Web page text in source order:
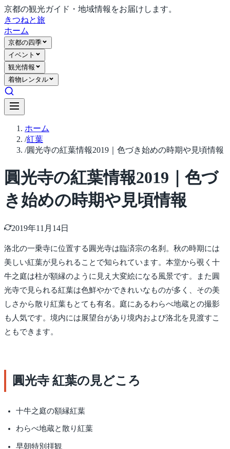
京都の観光ガイド・地域情報をお届けします。
きつねと旅
ホーム
京都の四季
イベント
観光情報
着物レンタル
ホーム
/紅葉
/圓光寺の紅葉情報2019｜色づき始めの時期や見頃情報
圓光寺の紅葉情報2019｜色づ
き始めの時期や見頃情報
2019年11月14日
洛北の一乗寺に位置する圓光寺は臨済宗の名刹。秋の時期には
美しい紅葉が見られることで知られています。本堂から覗く十
牛之庭は柱が額縁のように見え大変絵になる風景です。また圓
光寺で見られる紅葉は色鮮やかできれいなものが多く、その美
しさから散り紅葉もとても有名。庭にあるわらべ地蔵との撮影
も人気です。境内には展望台があり境内および洛北を見渡すこ
ともできます。
圓光寺 紅葉の見どころ
十牛之庭の額縁紅葉
わらべ地蔵と散り紅葉
早朝特別拝観